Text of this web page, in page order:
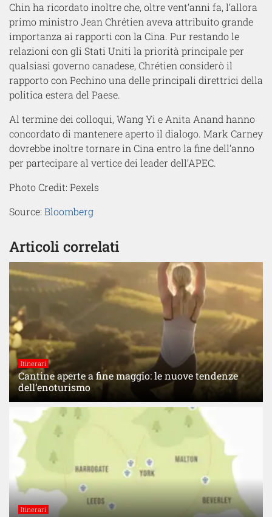
Chin ha ricordato inoltre che, oltre vent’anni fa, l’allora
primo ministro Jean Chrétien aveva attribuito grande
importanza ai rapporti con la Cina. Pur restando le
relazioni con gli Stati Uniti la priorità principale per
qualsiasi governo canadese, Chrétien considerò il
rapporto con Pechino una delle principali direttrici della
politica estera del Paese.
Al termine dei colloqui, Wang Yi e Anita Anand hanno
concordato di mantenere aperto il dialogo. Mark Carney
dovrebbe inoltre tornare in Cina entro la fine dell’anno
per partecipare al vertice dei leader dell’APEC.
Photo Credit: Pexels
Source: Bloomberg
Articoli correlati
Itinerari
Cantine aperte a fine maggio: le nuove tendenze
dell’enoturismo
Itinerari